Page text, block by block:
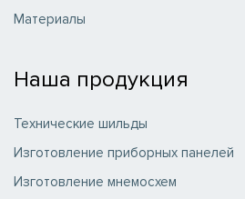
Материалы
Наша продукция
Технические шильды
Изготовление приборных панелей
Изготовление мнемосхем